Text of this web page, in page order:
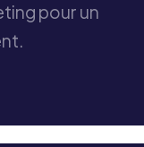
pour un